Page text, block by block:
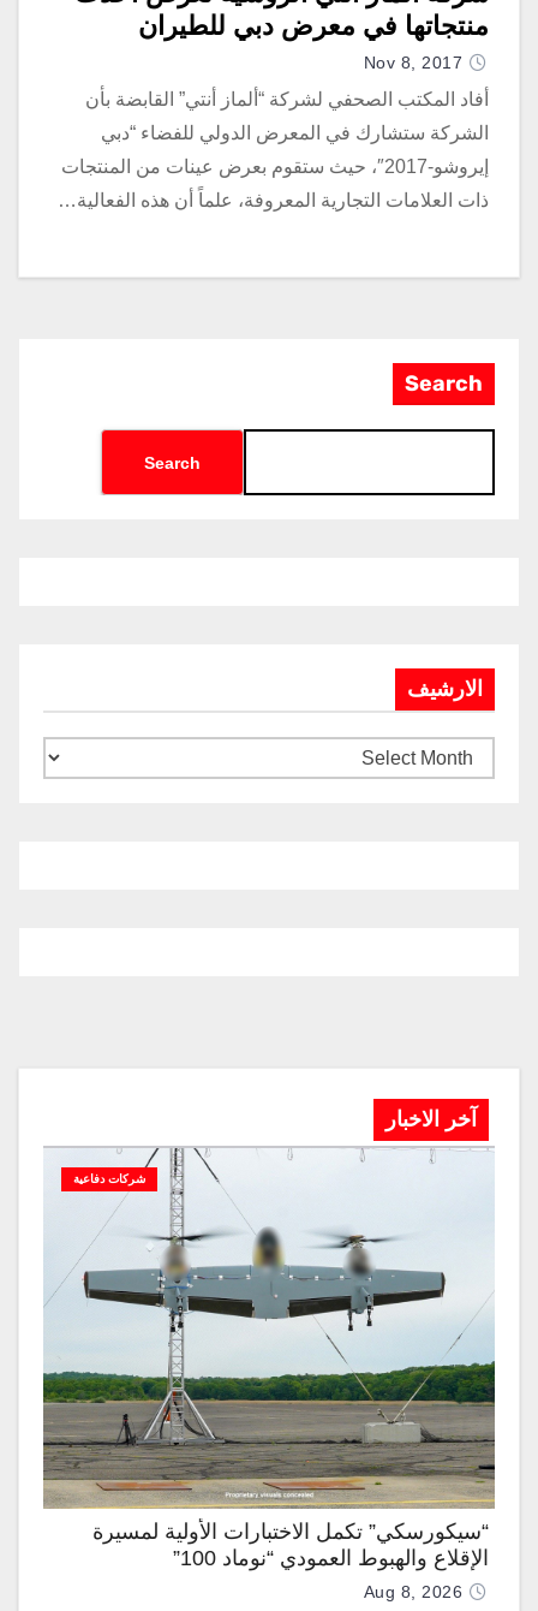
منتجاتها في معرض دبي للطيران
Nov 8, 2017
أفاد المكتب الصحفي لشركة “ألماز أنتي” القابضة بأن
الشركة ستشارك في المعرض الدولي للفضاء “دبي
إيروشو-2017″، حيث ستقوم بعرض عينات من المنتجات
ذات العلامات التجارية المعروفة، علماً أن هذه الفعالية…
Search
Search
الارشيف
آخر الاخبار
شركات دفاعية
“سيكورسكي” تكمل الاختبارات الأولية لمسيرة
الإقلاع والهبوط العمودي “نوماد 100”
Aug 8, 2026